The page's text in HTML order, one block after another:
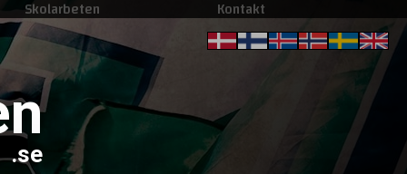
Skolarbeten Kontakt
.se